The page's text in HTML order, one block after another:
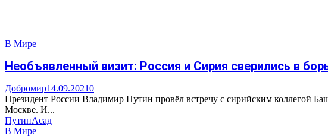
В Мире
Необъявленный визит: Россия и Сирия сверились в
Добромир14.09.20210
Президент России Владимир Путин провëл встречу с сирийским коллегой
Москве. И...
ПутинАсад
В Мире